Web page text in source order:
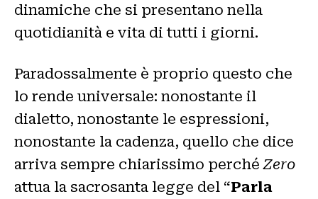
dinamiche che si presentano nella
quotidianità e vita di tutti i giorni.
Paradossalmente è proprio questo che
lo rende universale: nonostante il
dialetto, nonostante le espressioni,
nonostante la cadenza, quello che dice
arriva sempre chiarissimo perchéZero
attua la sacrosanta legge del “Parla